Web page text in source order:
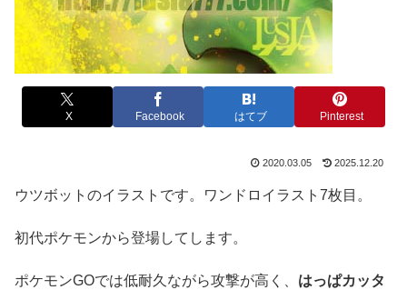
X Facebook はてブ Pinterest
2020.03.05 2025.12.20
ウツボットのイラストです。ワンドロイラスト7枚目。
初代ポケモンから登場してします。
ポケモンGOでは低耐久ながら攻撃が高く、 はっぱカッタ